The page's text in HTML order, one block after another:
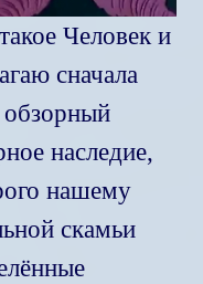
Человек и
сначала
обзорный
наследие,
нашему
скамьи